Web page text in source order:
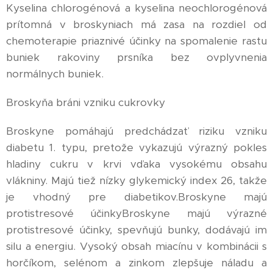
Kyselina chlorogénová a kyselina neochlorogénová
prítomná v broskyniach má zasa na rozdiel od
chemoterapie priaznivé účinky na spomalenie rastu
buniek rakoviny prsníka bez ovplyvnenia
normálnych buniek.
Broskyňa bráni vzniku cukrovky
Broskyne pomáhajú predchádzať riziku vzniku
diabetu 1. typu, pretože vykazujú výrazný pokles
hladiny cukru v krvi vďaka vysokému obsahu
vlákniny. Majú tiež nízky glykemický index 26, takže
je vhodný pre diabetikov.Broskyne majú
protistresové účinkyBroskyne majú výrazné
protistresové účinky, spevňujú bunky, dodávajú im
silu a energiu. Vysoký obsah miacínu v kombinácii s
horčíkom, selénom a zinkom zlepšuje náladu a